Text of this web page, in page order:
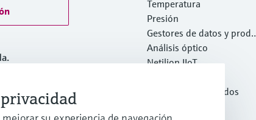
Temperatura
Presión
Gestores de datos y produ
ctos de sistema
Análisis óptico
Netilion IIoT
Productos destacados